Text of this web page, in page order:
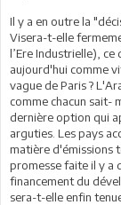
Il y a en outre la
Visera-t-elle
l’Ere Industrielle), ce
aujourd'hui comme
vague de Paris ?
comme chacun sait-
dernière option qui
arguties. Les pays
matière d'émissions
promesse faite il y a
financement du
sera-t-elle enfin